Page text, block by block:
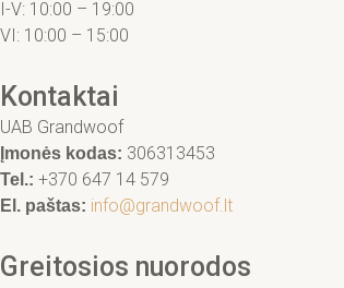
I-V: 10:00 – 19:00
VI: 10:00 – 15:00
Kontaktai
UAB Grandwoof
Įmonės kodas: 306313453
Tel.: +370 647 14 579
El. paštas: info@grandwoof.lt
Greitosios nuorodos